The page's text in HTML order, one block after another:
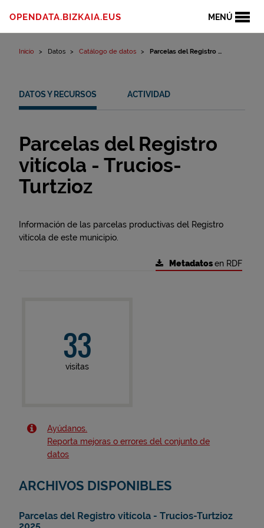
MENÚ
OPENDATA.BIZKAIA.EUS
Inicio Datos Catálogo de datos Parcelas del Registro ...
DATOS Y RECURSOS ACTIVIDAD
Parcelas del Registro
vitícola - Trucios-
Turtzioz
Información de las parcelas productivas del Registro
vitícola de este municipio.
Metadatosen RDF
33
visitas
Ayúdanos.
Reporta mejoras o errores del conjunto de
datos
ARCHIVOS DISPONIBLES
Parcelas del Registro vitícola - Trucios-Turtzioz